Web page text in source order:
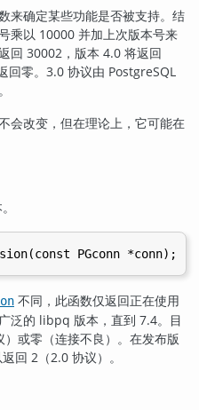
来确定某些功能是否被支持。结
乘以 10000 并加上次版本号来
回 30002，版本 4.0 将返回
回零。3.0 协议由 PostgreSQL
会改变，但在理论上，它可能在
不同，此函数仅返回正在使用
泛的 libpq 版本，直到 7.4。目
或零（连接不良）。在发布版
回 2（2.0 协议）。